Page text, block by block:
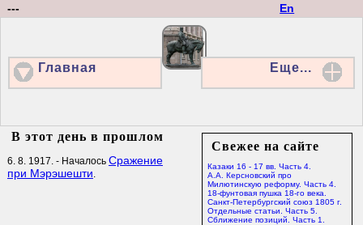
En
---
Главная Еще...
Свежее на сайте
Казаки 16 - 17 вв. Часть 4.
А.А. Керсновский про
Милютинскую реформу. Часть 4.
18-фунтовая пушка 18-го века.
Санкт-Петербургский союз 1805 г.
Отдельные статьи. Часть 5.
Сближение позиций. Часть 1.
В этот день в прошлом
6. 8. 1917. - Началось Сражение
при Мэрэшешти.